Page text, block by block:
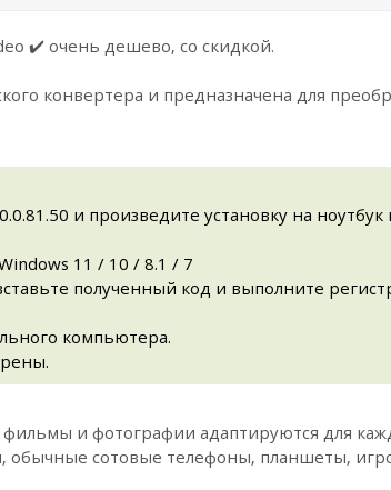
✔️ очень дешево, со скидкой.
конвертера и предназначена для
и произведите установку на
11 / 10 / 8.1 / 7
полученный код и выполните
компьютера.
и фотографии адаптируются для
обычные сотовые телефоны, планшеты,